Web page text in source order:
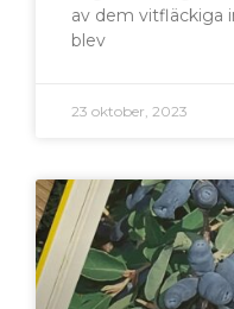
av dem vitfläckiga
blev
23 oktober, 2023